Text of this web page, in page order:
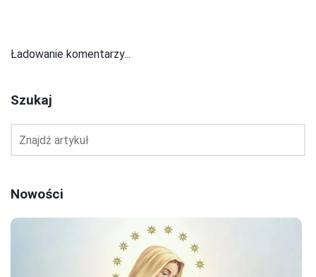
Ładowanie komentarzy...
Szukaj
Nowości